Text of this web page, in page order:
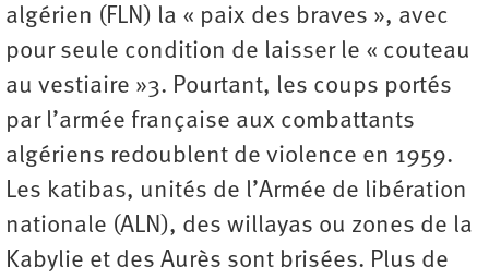
algérien (FLN) la « paix des braves », avec
pour seule condition de laisser le « couteau
au vestiaire »3. Pourtant, les coups portés
par l’armée française aux combattants
algériens redoublent de violence en 1959.
Les katibas, unités de l’Armée de libération
nationale (ALN), des willayas ou zones de la
Kabylie et des Aurès sont brisées. Plus de